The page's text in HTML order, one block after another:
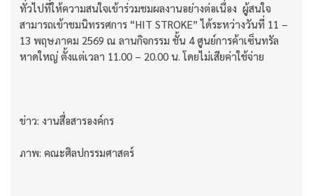
ทั่วไปที่ให้ความสนใจเข้าร่วมชมผลงานอย่างต่อเนื่อง ผู้สนใจ
สามารถเข้าชมนิทรรศการ “HIT STROKE” ได้ระหว่างวันที่ 11 –
13 พฤษภาคม 2569 ณ ลานกิจกรรม ชั้น 4 ศูนย์การค้าเซ็นทรัล
หาดใหญ่ ตั้งแต่เวลา 11.00 – 20.00 น. โดยไม่เสียค่าใช้จ่าย
ข่าว: งานสื่อสารองค์กร
ภาพ: คณะศิลปกรรมศาสตร์